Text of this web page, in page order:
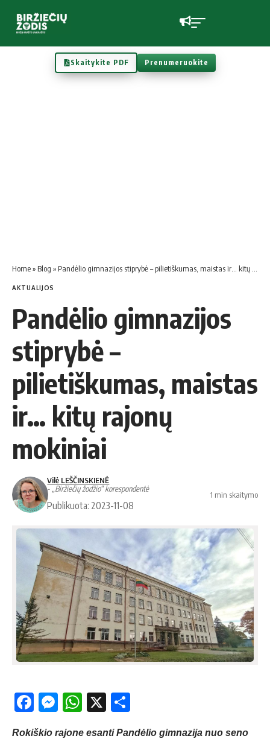
Skaitykite PDF Prenumeruokite
Home» Blog » Pandėlio gimnazijos stiprybė – pilietiškumas, maistas ir… kitų rajonų mokiniai
AKTUALIJOS
Pandėlio gimnazijos
stiprybė –
pilietiškumas, maistas
ir… kitų rajonų
mokiniai
Vilė LEŠČINSKIENĖ
- „Biržiečių žodžio“ korespondentė
Publikuota: 2023-11-08
1 min skaitymo
Facebook
Messenger
WhatsApp
X
Rokiškio rajone esanti Pandėlio gimnazija nuo seno